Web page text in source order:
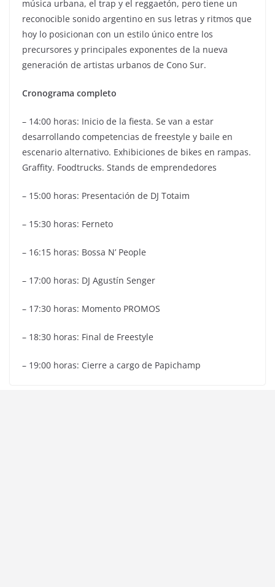
música urbana, el trap y el reggaetón, pero tiene un
reconocible sonido argentino en sus letras y ritmos que
hoy lo posicionan con un estilo único entre los
precursores y principales exponentes de la nueva
generación de artistas urbanos de Cono Sur.
Cronograma completo
– 14:00 horas: Inicio de la fiesta. Se van a estar
desarrollando competencias de freestyle y baile en
escenario alternativo. Exhibiciones de bikes en rampas.
Graffity. Foodtrucks. Stands de emprendedores
– 15:00 horas: Presentación de DJ Totaim
– 15:30 horas: Ferneto
– 16:15 horas: Bossa N’ People
– 17:00 horas: DJ Agustín Senger
– 17:30 horas: Momento PROMOS
– 18:30 horas: Final de Freestyle
– 19:00 horas: Cierre a cargo de Papichamp